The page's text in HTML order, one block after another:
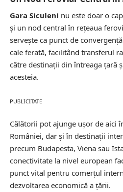
Gara Siculeni nu este doar o
și un nod central în rețeaua
servește ca punct de
cale ferată, facilitând transferul
către destinații din întreaga țară
acesteia.
PUBLICITATE
Călătorii pot ajunge ușor de aici
României, dar și în destinații
precum Budapesta, Viena sau
conectivitate la nivel european
punct vital pentru comerțul
dezvoltarea economică a țării.